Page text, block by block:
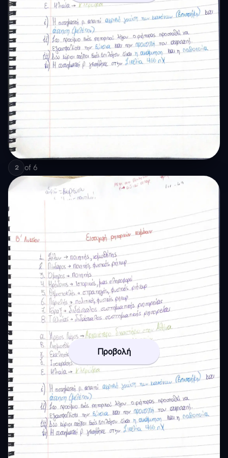
2 of 6
Προβολή